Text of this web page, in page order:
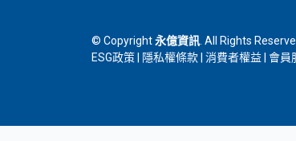
© Copyright永億資訊 . All Rights
ESG政策 隱私權條款 消費者權益 會員